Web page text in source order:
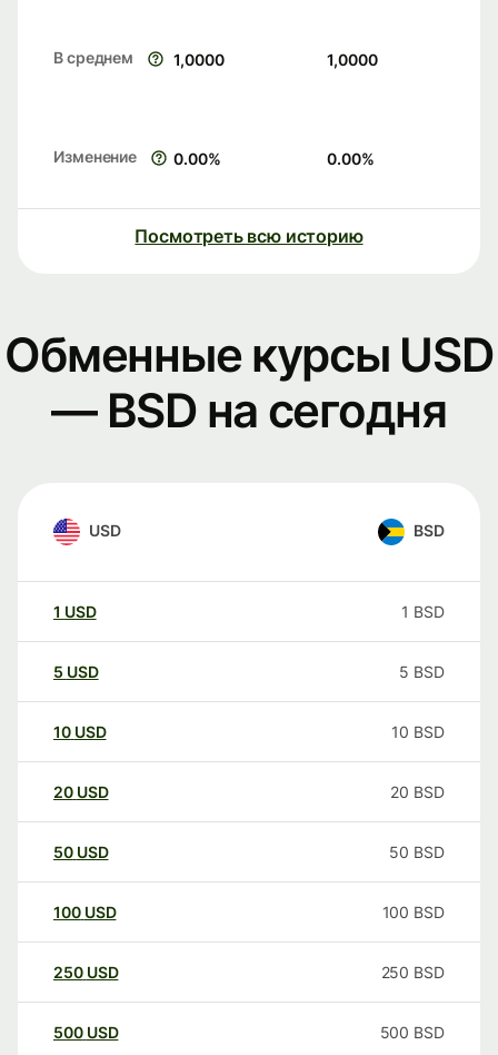
В среднем 1,0000 1,0000
Изменение 0.00% 0.00%
Посмотреть всю историю
Обменные курсы USD
— BSD на сегодня
USD BSD
1 USD 1 BSD
5 USD 5 BSD
10 USD 10 BSD
20 USD 20 BSD
50 USD 50 BSD
100 USD 100 BSD
250 USD 250 BSD
500 USD 500 BSD